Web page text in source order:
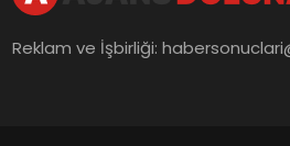
Reklam ve İşbirliği: